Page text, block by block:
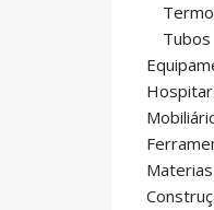
Tubos